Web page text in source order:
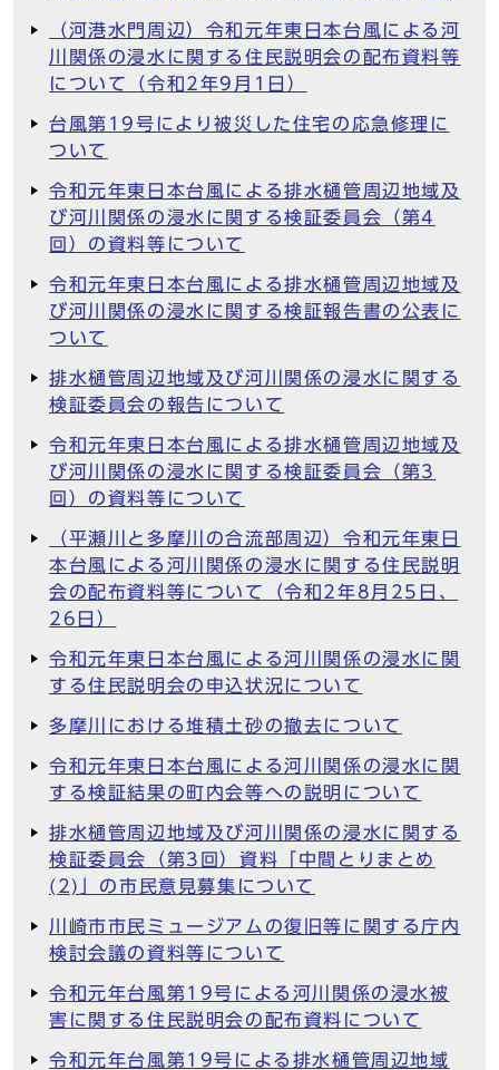
（河港水門周辺）令和元年東日本台風による河
川関係の浸水に関する住民説明会の配布資料等
について（令和2年9月1日）
台風第19号により被災した住宅の応急修理に
ついて
令和元年東日本台風による排水樋管周辺地域及
び河川関係の浸水に関する検証委員会（第4
回）の資料等について
令和元年東日本台風による排水樋管周辺地域及
び河川関係の浸水に関する検証報告書の公表に
ついて
排水樋管周辺地域及び河川関係の浸水に関する
検証委員会の報告について
令和元年東日本台風による排水樋管周辺地域及
び河川関係の浸水に関する検証委員会（第3
回）の資料等について
（平瀬川と多摩川の合流部周辺）令和元年東日
本台風による河川関係の浸水に関する住民説明
会の配布資料等について（令和2年8月25日、
26日）
令和元年東日本台風による河川関係の浸水に関
する住民説明会の申込状況について
多摩川における堆積土砂の撤去について
令和元年東日本台風による河川関係の浸水に関
する検証結果の町内会等への説明について
排水樋管周辺地域及び河川関係の浸水に関する
検証委員会（第3回）資料「中間とりまとめ
(2)」の市民意見募集について
川崎市市民ミュージアムの復旧等に関する庁内
検討会議の資料等について
令和元年台風第19号による河川関係の浸水被
害に関する住民説明会の配布資料について
令和元年台風第19号による排水樋管周辺地域